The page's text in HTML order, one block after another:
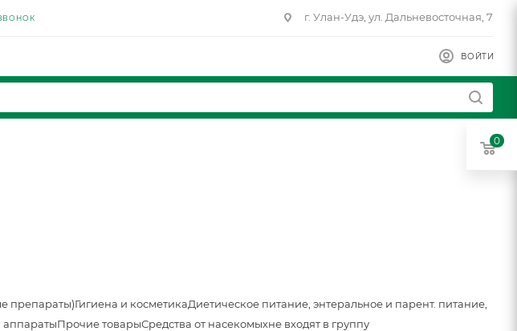
г. Улан-Удэ, ул. Дальневосточная, 7
ВОЙТИ
препараты)Гигиена и косметикаДиетическое питание, энтеральное и парент. питание,
Прочие товарыСредства от насекомыхне входят в группу
0